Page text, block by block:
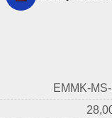
EMMK-